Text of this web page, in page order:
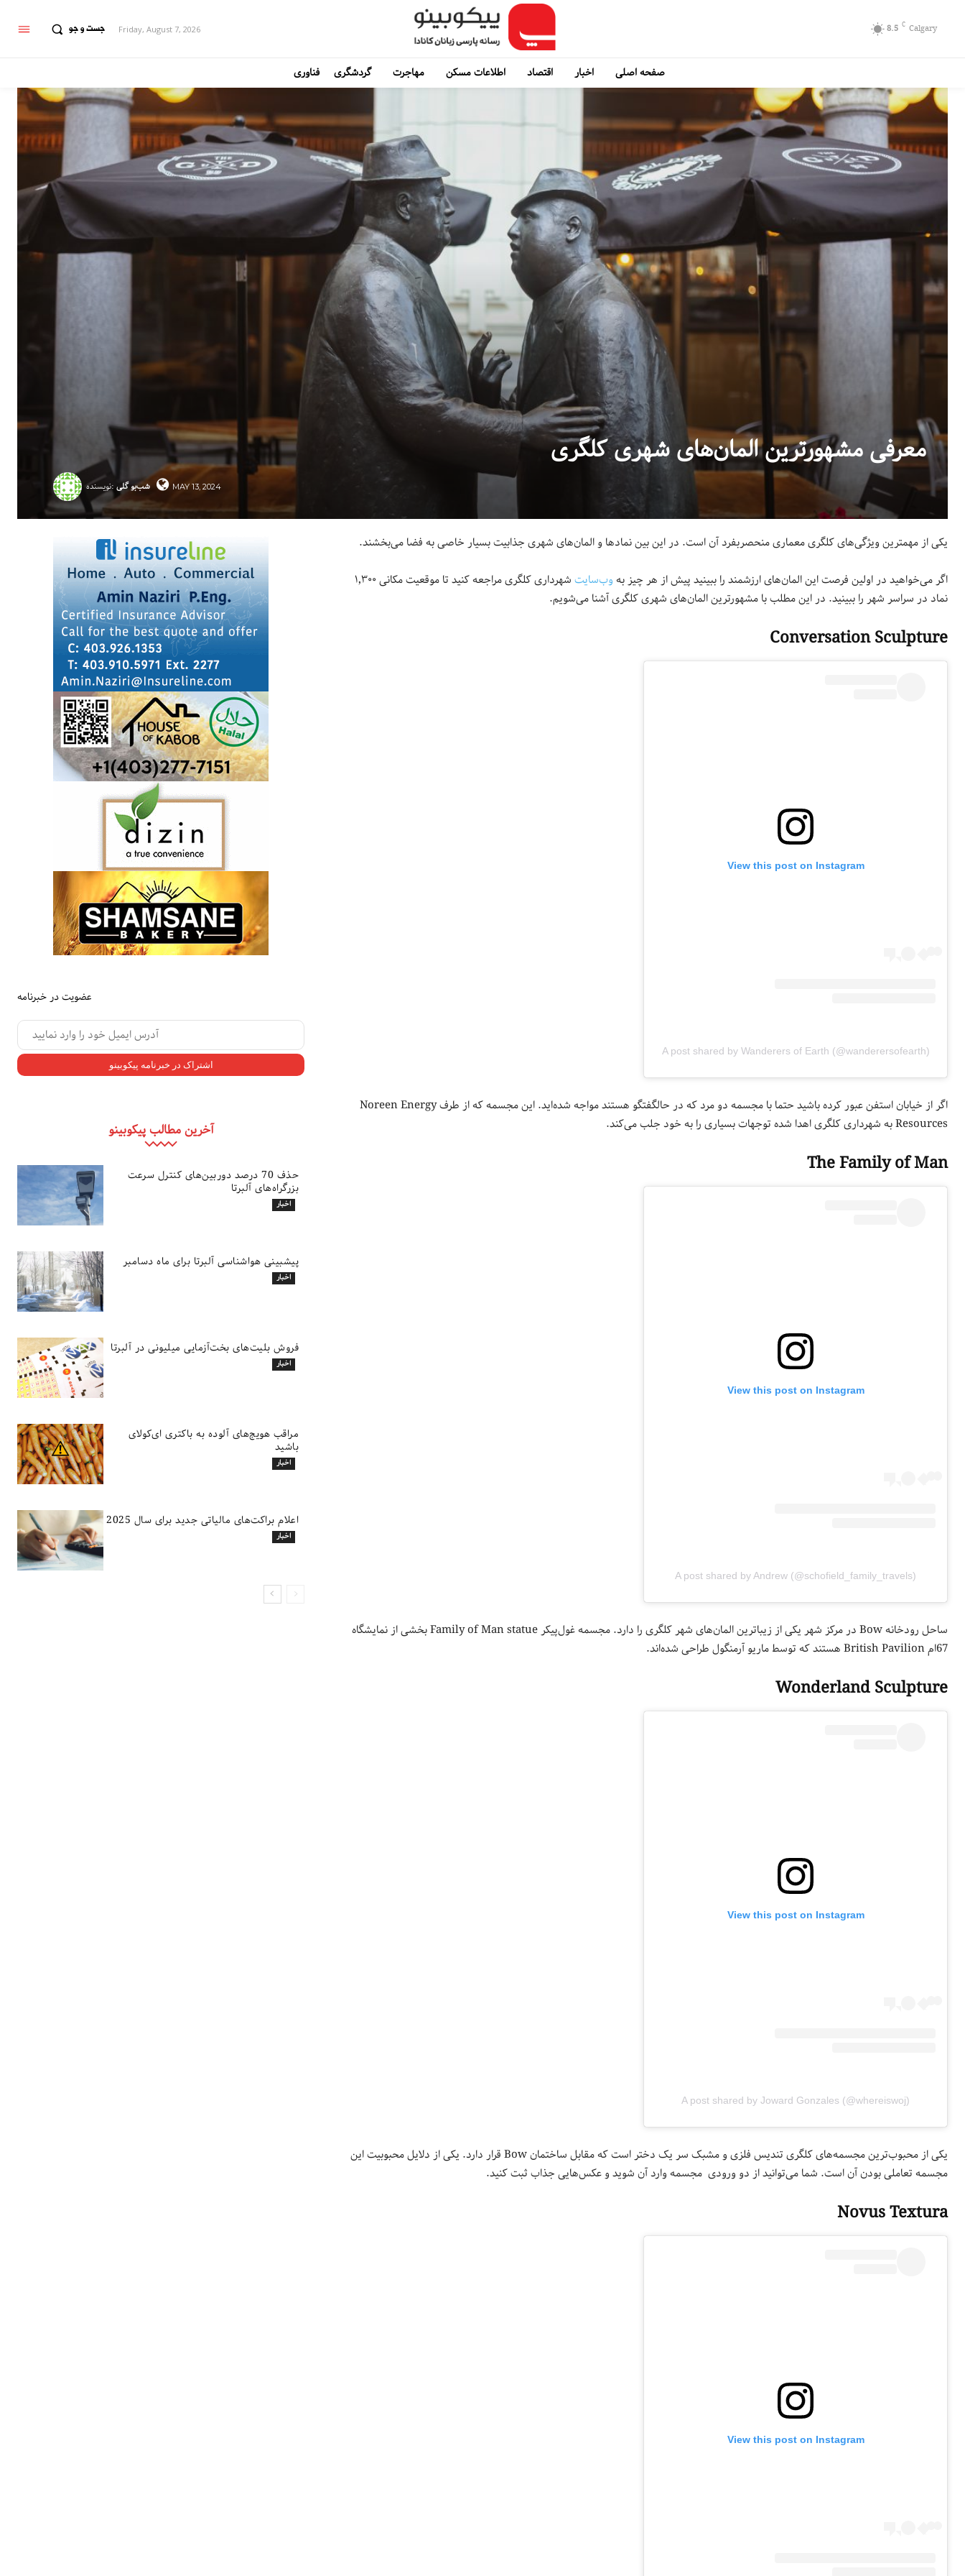
جست و جو Friday, August 7, 2026 8.5 C Calgary
صفحه اصلی اخبار اقتصاد اطلاعات مسکن مهاجرت گردشگری فناوری
معرفی مشهورترین المان‌های شهری کلگری
نویسنده: شب‌بو گلی MAY 13, 2024
عضویت در خبرنامه
آخرین مطالب پیکوبینو
حذف 70 درصد دوربین‌های کنترل سرعت
بزرگراه‌های آلبرتا
اخبار
پیشبینی هواشناسی آلبرتا برای ماه دسامبر
اخبار
فروش بلیت‌های بخت‌آزمایی میلیونی در آلبرتا
اخبار
مراقب هویج‌های آلوده به باکتری ای‌کولای
باشید
اخبار
اعلام براکت‌های مالیاتی جدید برای سال 2025
اخبار
یکی از مهمترین ویژگی‌های کلگری معماری منحصربفرد آن است. در این بین نمادها و المان‌های شهری جذابیت بسیار خاصی به فضا می‌بخشند.
اگر می‌خواهید در اولین فرصت این المان‌های ارزشمند را ببینید پیش از هر چیز بهوب‌سایت
شهرداری کلگری مراجعه کنید تا موقعیت مکانی ۱٬۳۰۰
نماد در سراسر شهر را ببینید. در این مطلب با مشهورترین المان‌های شهری کلگری آشنا می‌شویم.
Conversation Sculpture
View this post on Instagram
A post shared by Wanderers of Earth (@wanderersofearth)
اگر از خیابان استفن عبور کرده باشید حتما با مجسمه دو مرد که در حالگفتگو هستند مواجه شده‌اید. این مجسمه که از طرف Noreen Energy
Resources به شهرداری کلگری اهدا شده توجهات بسیاری را به خود جلب می‌کند.
The Family of Man
View this post on Instagram
A post shared by Andrew (@schofield_family_travels)
ساحل رودخانه Bow در مرکز شهر یکی از زیباترین المان‌های شهر کلگری را دارد. مجسمه غول‌پیکر Family of Man statue بخشی از نمایشگاه
67ام British Pavilion هستند که توسط ماریو آرمنگول طراحی شده‌اند.
Wonderland Sculpture
View this post on Instagram
A post shared by Joward Gonzales (@whereiswoj)
یکی از محبوب‌ترین مجسمه‌های کلگری تندیس فلزی و مشبک سر یک دختر است که مقابل ساختمان Bow قرار دارد. یکی از دلایل محبوبیت این
مجسمه تعاملی بودن آن است. شما می‌‌توانید از دو ورودی مجسمه وارد آن شوید و عکس‌هایی جذاب ثبت کنید.
Novus Textura
View this post on Instagram